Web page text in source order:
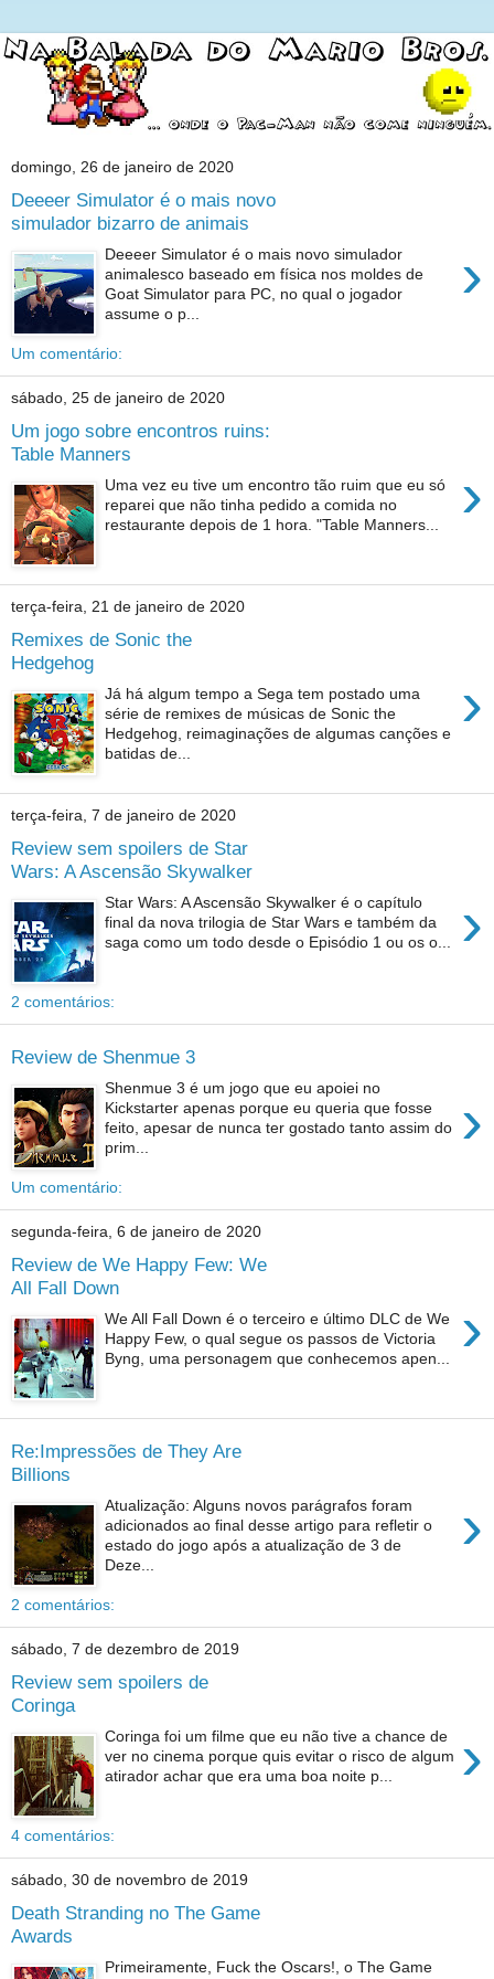
domingo, 26 de janeiro de 2020
Deeeer Simulator é o mais novo
simulador bizarro de animais
›
Deeeer Simulator é o mais novo simulador
animalesco baseado em física nos moldes de
Goat Simulator para PC, no qual o jogador
assume o p...
Um comentário:
sábado, 25 de janeiro de 2020
Um jogo sobre encontros ruins:
Table Manners
›
Uma vez eu tive um encontro tão ruim que eu só
reparei que não tinha pedido a comida no
restaurante depois de 1 hora. "Table Manners...
terça-feira, 21 de janeiro de 2020
Remixes de Sonic the
Hedgehog
›
Já há algum tempo a Sega tem postado uma
série de remixes de músicas de Sonic the
Hedgehog, reimaginações de algumas canções e
batidas de...
terça-feira, 7 de janeiro de 2020
Review sem spoilers de Star
Wars: A Ascensão Skywalker
›
Star Wars: A Ascensão Skywalker é o capítulo
final da nova trilogia de Star Wars e também da
saga como um todo desde o Episódio 1 ou os o...
2 comentários:
Review de Shenmue 3
›
Shenmue 3 é um jogo que eu apoiei no
Kickstarter apenas porque eu queria que fosse
feito, apesar de nunca ter gostado tanto assim do
prim...
Um comentário:
segunda-feira, 6 de janeiro de 2020
Review de We Happy Few: We
All Fall Down
›
We All Fall Down é o terceiro e último DLC de We
Happy Few, o qual segue os passos de Victoria
Byng, uma personagem que conhecemos apen...
Re:Impressões de They Are
Billions
›
Atualização: Alguns novos parágrafos foram
adicionados ao final desse artigo para refletir o
estado do jogo após a atualização de 3 de
Deze...
2 comentários:
sábado, 7 de dezembro de 2019
Review sem spoilers de
Coringa
›
Coringa foi um filme que eu não tive a chance de
ver no cinema porque quis evitar o risco de algum
atirador achar que era uma boa noite p...
4 comentários:
sábado, 30 de novembro de 2019
Death Stranding no The Game
Awards
Primeiramente, Fuck the Oscars!, o The Game